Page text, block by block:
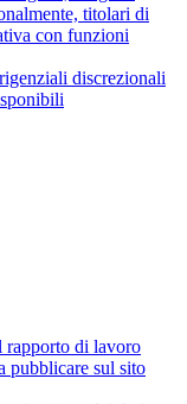
titolari di
con funzioni
discrezionali
rapporto di lavoro
pubblicare sul sito